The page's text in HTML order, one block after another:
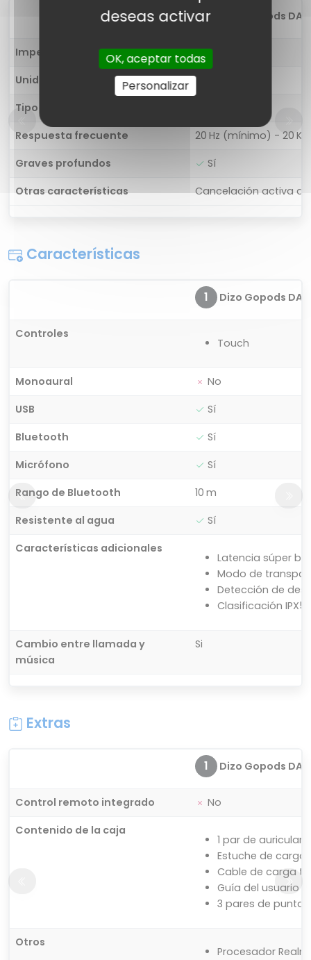
1 Dizo Gopods
Impedancia
32 ohm
Unidad de controlador
10 mm
Tipo de controlador
Respuesta frecuente
20 Hz (mínimo) - 20
Graves profundos
Sí
Otras características
Cancelación activa
Características
1 Dizo Gopods
Controles
Touch
Monoaural
No
USB
Sí
Bluetooth
Sí
Micrófono
Sí
Rango de Bluetooth
10 m
Resistente al agua
Sí
Características adicionales
Latencia súper
Modo de
Detección de
Clasificación IPX5
Cambio entre llamada y
música
Si
Extras
1 Dizo Gopods
Control remoto integrado
No
Contenido de la caja
1 par de
Estuche de carga
Cable de carga
Guía del usuario
3 pares de
Otros
Procesador
deseas activar
OK, aceptar todas
Personalizar